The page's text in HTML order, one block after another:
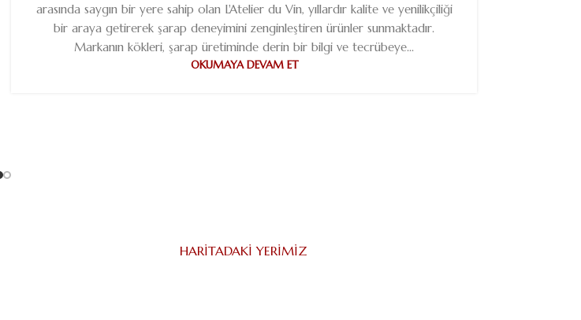
arasında saygın bir yere sahip olan L'Atelier du Vin, yıllardır kalite ve yenilikçiliği
bir araya getirerek şarap deneyimini zenginleştiren ürünler sunmaktadır.
Markanın kökleri, şarap üretiminde derin bir bilgi ve tecrübeye...
OKUMAYA DEVAM ET
HARITADAKI YERIMIZ